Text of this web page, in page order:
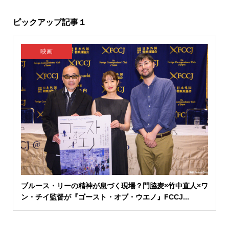
ピックアップ記事１
映画
ブルース・リーの精神が息づく現場？門脇麦×竹中直人×ワ
ン・チイ監督が『ゴースト・オブ・ウエノ』FCCJ...